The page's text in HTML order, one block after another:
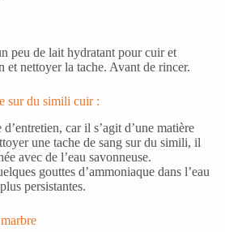
peu de lait hydratant pour cuir et
et nettoyer la tache. Avant de rincer.
sur du simili cuir :
car il s’agit d’une matière
une tache de sang sur du simili, il
avec de l’eau savonneuse.
gouttes d’ammoniaque dans l’eau
persistantes.